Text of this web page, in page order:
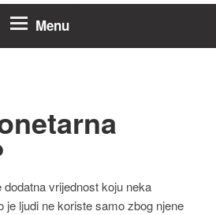
Menu
dodatna vrijednost koju neka
je ljudi ne koriste samo zbog njene